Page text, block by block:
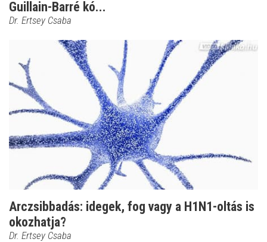
Guillain-Barré kó...
Dr. Ertsey Csaba
Arczsibbadás: idegek, fog vagy a H1N1-oltás is
okozhatja?
Dr. Ertsey Csaba